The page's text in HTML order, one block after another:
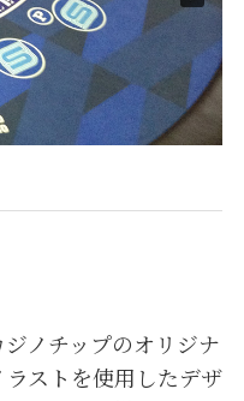
ノチップのオリジナ
ストを使用したデザ